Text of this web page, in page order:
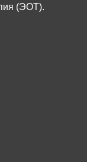
(ЭОТ).